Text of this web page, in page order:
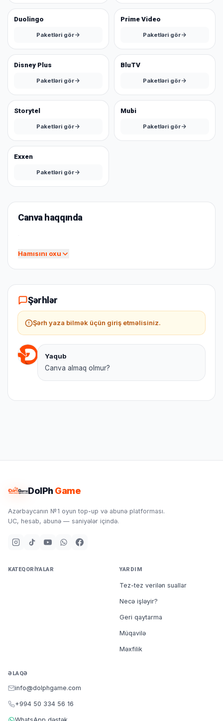
Duolingo
Paketləri gör
Prime Video
Paketləri gör
Disney Plus
Paketləri gör
BluTV
Paketləri gör
Storytel
Paketləri gör
Mubi
Paketləri gör
Exxen
Paketləri gör
Canva haqqında
Hamısını oxu
Şərhlər
Şərh yaza bilmək üçün giriş etməlisiniz.
Yaqub
Canva almaq olmur?
DolPhGame
Azərbaycanın №1 oyun top-up və abunə platforması.
UC, hesab, abunə — saniyələr içində.
KATEQORIYALAR YARDIM
Tez-tez verilən suallar
Necə işləyir?
Geri qaytarma
Müqavilə
Məxfilik
ƏLAQƏ
info@dolphgame.com
+994 50 334 56 16